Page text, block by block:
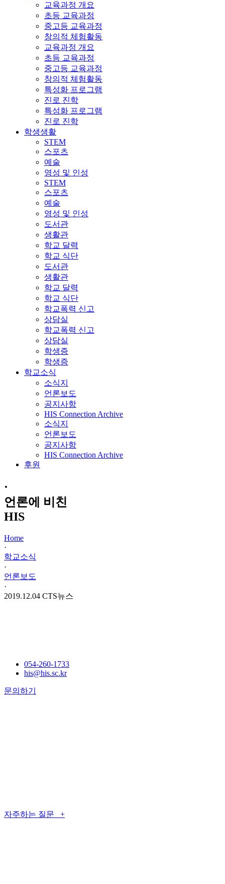
교육과정 개요
초등 교육과정
중고등 교육과정
창의적 체험활동
교육과정 개요
초등 교육과정
중고등 교육과정
창의적 체험활동
특성화 프로그램
진로 진학
특성화 프로그램
진로 진학
학생생활
STEM
스포츠
예술
영성 및 인성
STEM
스포츠
예술
영성 및 인성
도서관
생활관
학교 달력
학교 식단
도서관
생활관
학교 달력
학교 식단
학교폭력 신고
상담실
학교폭력 신고
상담실
학생증
학생증
학교소식
소식지
언론보도
공지사항
HIS Connection Archive
소식지
언론보도
공지사항
HIS Connection Archive
후원
·
언론에 비친
HIS
Home
·
학교소식
·
언론보도
·
2019.12.04 CTS뉴스
054-260-1733
his@his.sc.kr
문의하기
자주하는 질문 +